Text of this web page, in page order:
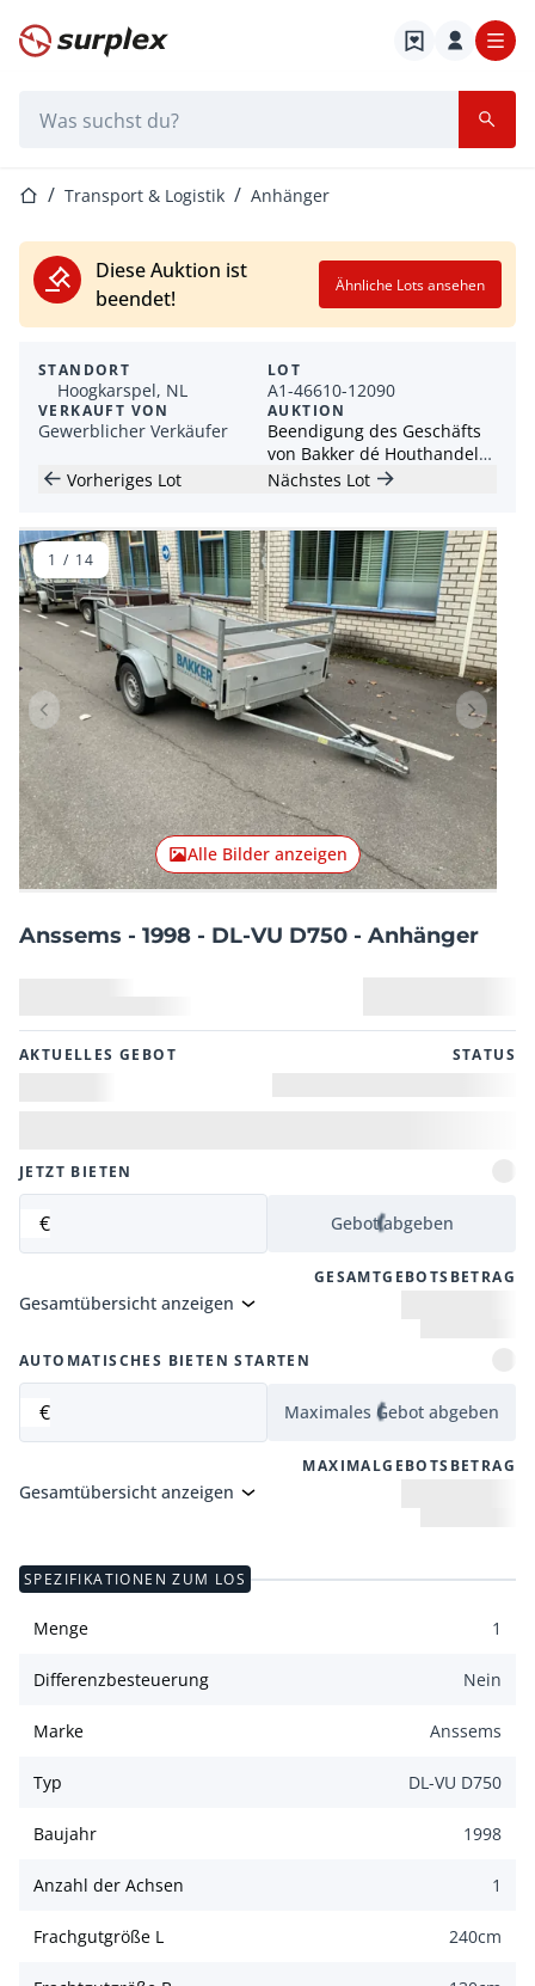
Startseite
StartseiteTransport & Logistik Anhänger
Diese Auktion ist
beendet!
Ähnliche Lots ansehen
STANDORT
Hoogkarspel, NL
VERKAUFT VON
Gewerblicher Verkäufer
LOT
A1-46610-12090
AUKTION
Beendigung des Geschäfts
von Bakker dé Houthandel
Hoogkarspel
Vorheriges Lot Nächstes Lot
Vorheriger Artikel
Alle Bilder anzeigen
1 / 14
Anssems - 1998 - DL-VU D750 - Anhänger
AKTUELLES GEBOT STATUS
JETZT BIETEN
€ Gebot abgeben
GESAMTGEBOTSBETRAG
Gesamtübersicht anzeigen
AUTOMATISCHES BIETEN STARTEN
€ Maximales Gebot abgeben
MAXIMALGEBOTSBETRAG
Gesamtübersicht anzeigen
SPEZIFIKATIONEN ZUM LOS
Menge 1
Differenzbesteuerung Nein
Marke Anssems
Typ DL-VU D750
Baujahr 1998
Anzahl der Achsen 1
Frachgutgröße L 240cm